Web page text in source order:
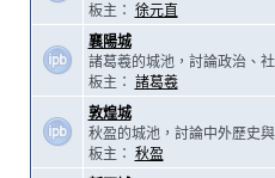
板主： 徐元直
襄陽城
諸葛羲的城池，討論政治、
板主： 諸葛羲
敦煌城
秋盈的城池，討論中外歷史與
板主： 秋盈